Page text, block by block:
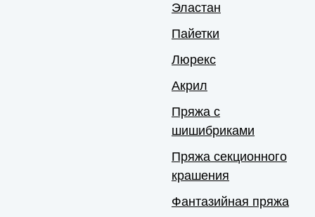
Эластан
Пайетки
Люрекс
Акрил
Пряжа с
шишибриками
Пряжа секционного
крашения
Фантазийная пряжа